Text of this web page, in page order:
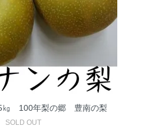
5㎏ 100年梨の郷 豊南の梨
SOLD OUT